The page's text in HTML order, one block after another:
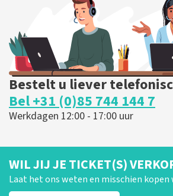
BESTEL NU
Bestelt u liever
Bel +31 (0)85 744 144 7
Werkdagen 12:00 - 17:00 uur
WIL JIJ JE TICKET(S)
Laat het ons weten en misschien kopen